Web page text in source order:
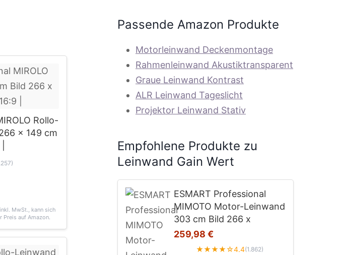
Rollo-
x 149 cm
MwSt., kann sich
auf Amazon.
Passende Amazon Produkte
Motorleinwand Deckenmontage
Rahmenleinwand Akustiktransparent
Graue Leinwand Kontrast
ALR Leinwand Tageslicht
Projektor Leinwand Stativ
Empfohlene Produkte zu
Leinwand Gain Wert
ESMART Professional
MIMOTO Motor-Leinwand
303 cm Bild 266 x
259,98 €
★★★★☆4.4(1.862)